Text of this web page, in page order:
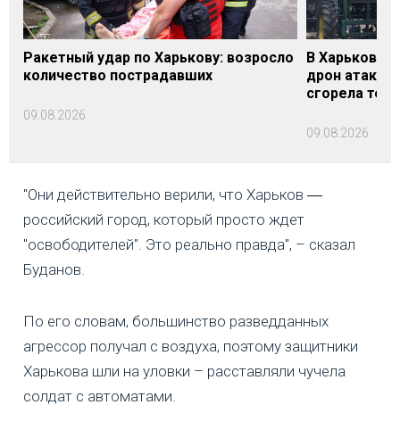
Ракетный удар по Харькову: возросло
количество пострадавших
09.08.2026
В
дрон
сгорела
09.08.2026
"Они действительно верили, что Харьков ―
российский город, который просто ждет
"освободителей". Это реально правда", – сказал
Буданов.
По его словам, большинство разведданных
агрессор получал с воздуха, поэтому защитники
Харькова шли на уловки – расставляли чучела
солдат с автоматами.